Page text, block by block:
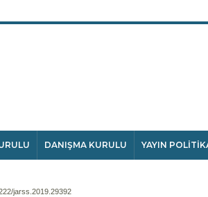
DANIŞMA KURULU YAYIN
jarss.2019.29392